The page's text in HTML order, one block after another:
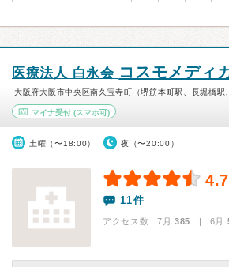
医療法人 白永会 コスモメディ
大阪府大阪市中央区南久宝寺町（堺筋本町駅、長堀橋駅
マイナ受付 (スマホ可)
土曜（〜18:00） 夜（〜20:00）
11件
アクセス数 7月:385 | 6月: